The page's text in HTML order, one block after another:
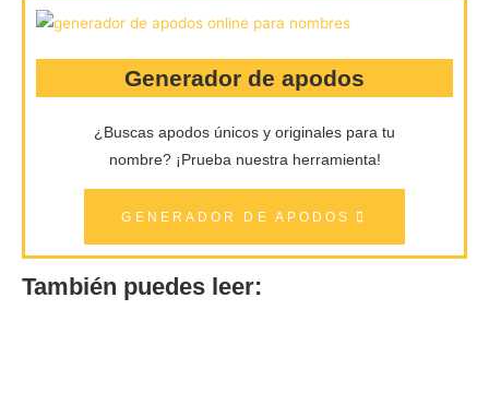
Generador de apodos
¿Buscas apodos únicos y originales para tu
nombre? ¡Prueba nuestra herramienta!
GENERADOR DE APODOS
También puedes leer: